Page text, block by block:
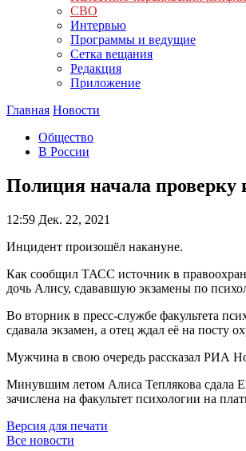
СВО
Интервью
Программы и ведущие
Сетка вещания
Редакция
Приложение
Главная Новости
Общество
В России
Полиция начала проверку
12:59 Дек. 22, 2021
Инцидент произошёл накануне.
Как сообщил ТАСС источник в
дочь Алису, сдававшую экзамены по
Во вторник в пресс-службе факультета
сдавала экзамен, а отец ждал её на посту
Мужчина в свою очередь рассказал РИА
Минувшим летом Алиса Теплякова сдала
зачислена на факультет психологии на
Версия для печати
Все новости